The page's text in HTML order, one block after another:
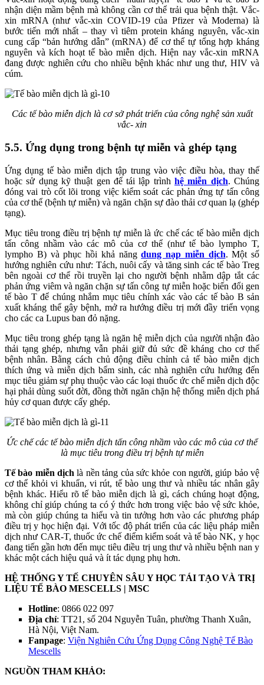
nhận diện mầm bệnh mà không cần cơ thể trải qua bệnh thật. Vắc-
xin mRNA (như vắc-xin COVID-19 của Pfizer và Moderna) là
bước tiến mới nhất – thay vì tiêm protein kháng nguyên, vắc-xin
cung cấp “bản hướng dẫn” (mRNA) để cơ thể tự tổng hợp kháng
nguyên và kích hoạt tế bào miễn dịch. Hiện nay vắc-xin mRNA
đang được nghiên cứu cho nhiều bệnh khác như ung thư, HIV và
cúm.
Các tế bào miễn dịch là cơ sở phát triển của công nghệ sản xuất
vắc- xin
5.5. Ứng dụng trong bệnh tự miễn và ghép tạng
Ứng dụng tế bào miễn dịch tập trung vào việc điều hòa, thay thế
hoặc sử dụng kỹ thuật gen để tái lập trìnhhệ miễn dịch. Chúng
đóng vai trò cốt lõi trong việc kiểm soát các phản ứng tự tấn công
của cơ thể (bệnh tự miễn) và ngăn chặn sự đào thải cơ quan lạ (ghép
tạng).
Mục tiêu trong điều trị bệnh tự miễn là ức chế các tế bào miễn dịch
tấn công nhầm vào các mô của cơ thể (như tế bào lympho T,
lympho B) và phục hồi khả năngdung nạp miễn dịch. Một số
hướng nghiên cứu như: Tách, nuôi cấy và tăng sinh các tế bào Treg
bên ngoài cơ thể rồi truyền lại cho người bệnh nhằm dập tắt các
phản ứng viêm và ngăn chặn sự tấn công tự miễn hoặc biến đổi gen
tế bào T để chúng nhắm mục tiêu chính xác vào các tế bào B sản
xuất kháng thể gây bệnh, mở ra hướng điều trị mới đầy triển vọng
cho các ca Lupus ban đỏ nặng.
Mục tiêu trong ghép tạng là ngăn hệ miễn dịch của người nhận đào
thải tạng ghép, nhưng vẫn phải giữ đủ sức đề kháng cho cơ thể
bệnh nhân. Bằng cách chủ động điều chỉnh cả tế bào miễn dịch
thích ứng và miễn dịch bẩm sinh, các nhà nghiên cứu hướng đến
mục tiêu giảm sự phụ thuộc vào các loại thuốc ức chế miễn dịch độc
hại phải dùng suốt đời, đồng thời ngăn chặn hệ thống miễn dịch phá
hủy cơ quan được cấy ghép.
Ức chế các tế bào miễn dịch tấn công nhầm vào các mô của cơ thể
là mục tiêu trong điều trị bệnh tự miễn
Tế bào miễn dịch là nền tảng của sức khỏe con người, giúp bảo vệ
cơ thể khỏi vi khuẩn, vi rút, tế bào ung thư và nhiều tác nhân gây
bệnh khác. Hiểu rõ tế bào miễn dịch là gì, cách chúng hoạt động,
không chỉ giúp chúng ta có ý thức hơn trong việc bảo vệ sức khỏe,
mà còn giúp chúng ta hiểu và tin tưởng hơn vào các phương pháp
điều trị y học hiện đại. Với tốc độ phát triển của các liệu pháp miễn
dịch như CAR-T, thuốc ức chế điểm kiểm soát và tế bào NK, y học
đang tiến gần hơn đến mục tiêu điều trị ung thư và nhiều bệnh nan y
khác một cách hiệu quả và ít tác dụng phụ hơn.
HỆ THỐNG Y TẾ CHUYÊN SÂU Y HỌC TÁI TẠO VÀ TRỊ
LIỆU TẾ BÀO MESCELLS | MSC
Hotline: 0866 022 097
Địa chỉ: TT21, số 204 Nguyễn Tuân, phường Thanh Xuân,
Hà Nội, Việt Nam.
Fanpage: Viện Nghiên Cứu Ứng Dụng Công Nghệ Tế Bào
Mescells
NGUỒN THAM KHẢO: